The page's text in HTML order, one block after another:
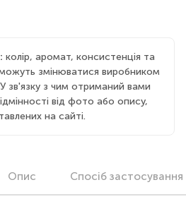
колір, аромат, консистенція та
змінюватися виробником
зв'язку з чим отриманий вами
від фото або опису,
на сайті.
Опис Спосіб застосування